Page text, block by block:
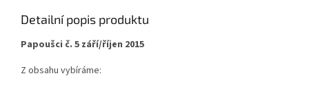
Detailní popis produktu
Papoušci č. 5 září/říjen 2015
Z obsahu vybíráme: